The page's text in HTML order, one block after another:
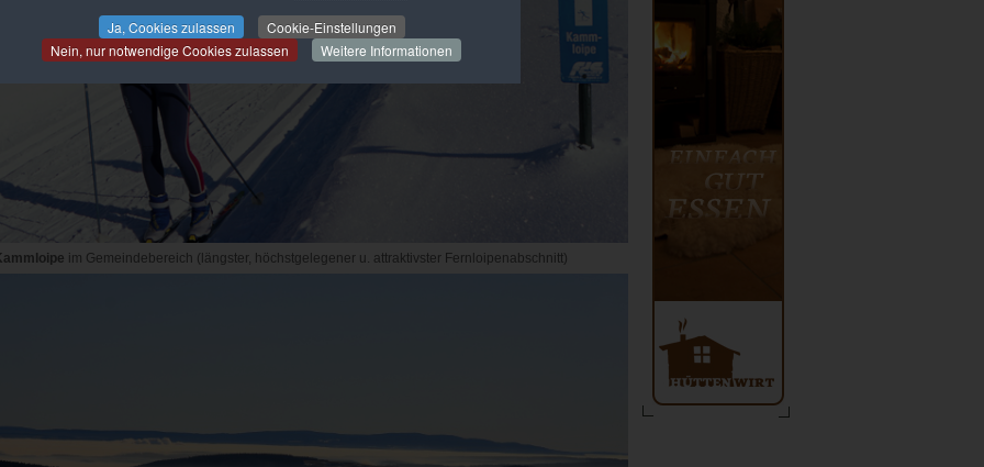
Ja, Cookies zulassen
Cookie-Einstellungen
Nein, nur notwendige Cookies zulassen
Weitere Informationen
im Gemeindebereich (längster, höchstgelegener u. attraktivster Fernloipenabschnitt)